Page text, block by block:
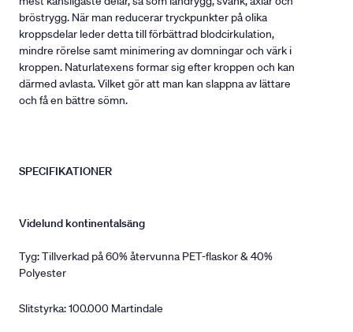
bröstrygg. När man reducerar tryckpunkter på olika
kroppsdelar leder detta till förbättrad blodcirkulation,
mindre rörelse samt minimering av domningar och värk i
kroppen. Naturlatexens formar sig efter kroppen och kan
därmed avlasta. Vilket gör att man kan slappna av lättare
och få en bättre sömn.
SPECIFIKATIONER
Videlund kontinentalsäng
Tyg: Tillverkad på 60% återvunna PET-flaskor & 40%
Polyester
Slitstyrka: 100.000 Martindale